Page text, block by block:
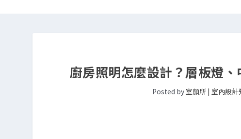
廚房照明怎麼設計？層板燈
Posted by 室顏所 | 室內設計